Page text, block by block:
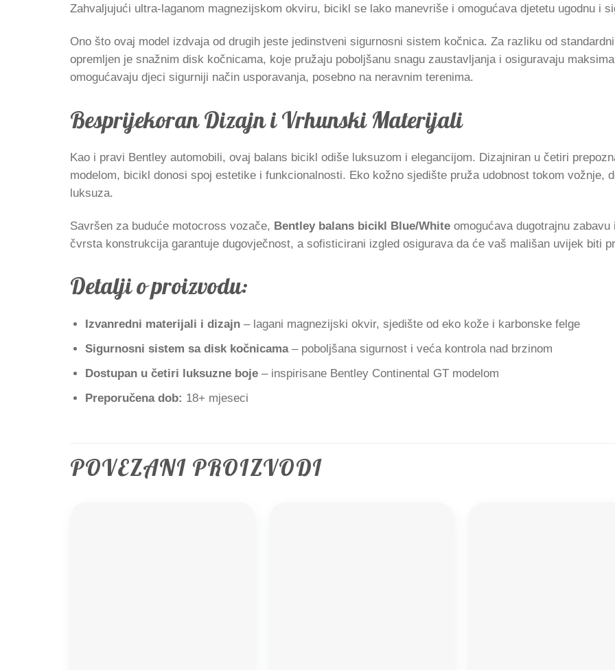
Zahvaljujući ultra-laganom magnezijskom okviru, bicikl se lako manevriše i omogućava djetetu ugodnu i
Ono što ovaj model izdvaja od drugih jeste jedinstveni sigurnosni sistem kočnica. Za razliku od
opremljen je snažnim disk kočnicama, koje pružaju poboljšanu snagu zaustavljanja i osiguravaju
omogućavaju djeci sigurniji način usporavanja, posebno na neravnim terenima.
Besprijekoran Dizajn i Vrhunski Materijali
Kao i pravi Bentley automobili, ovaj balans bicikl odiše luksuzom i elegancijom. Dizajniran u četiri
modelom, bicikl donosi spoj estetike i funkcionalnosti. Eko kožno sjedište pruža udobnost tokom vožnje,
luksuza.
Savršen za buduće motocross vozače, Bentley balans bicikl Blue/White omogućava dugotrajnu
čvrsta konstrukcija garantuje dugovječnost, a sofisticirani izgled osigurava da će vaš mališan uvijek biti
Detalji o proizvodu:
Izvanredni materijali i dizajn– lagani magnezijski okvir, sjedište od eko kože i karbonske felge
Sigurnosni sistem sa disk kočnicama– poboljšana sigurnost i veća kontrola nad brzinom
Dostupan u četiri luksuzne boje– inspirisane Bentley Continental GT modelom
Preporučena dob: 18+ mjeseci
POVEZANI PROIZVODI